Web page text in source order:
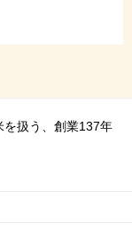
を扱う、創業137年